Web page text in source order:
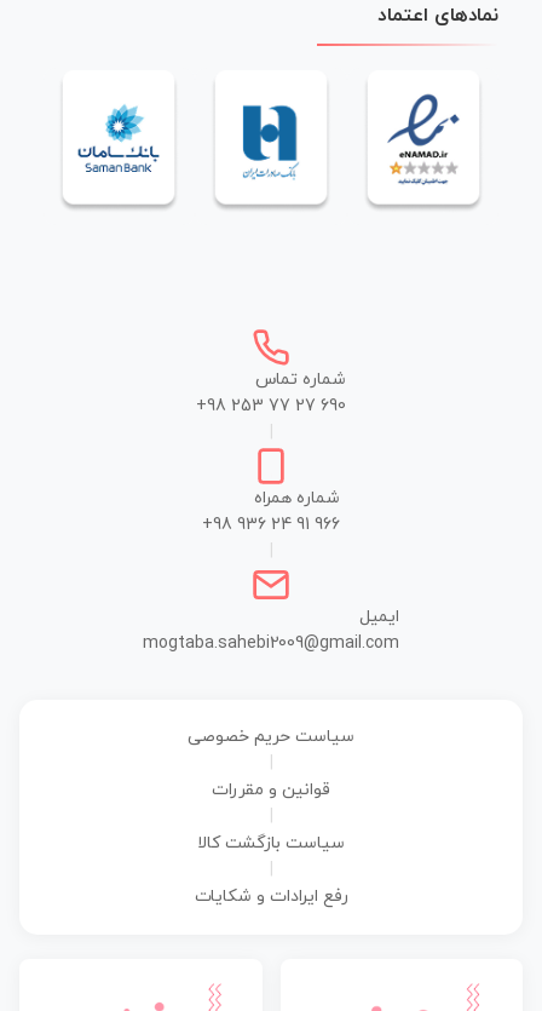
نمادهای اعتماد
شماره تماس
+98 253 77 27 690
شماره همراه
+98 936 24 91 966
ایمیل
mogtaba.sahebi2009@gmail.com
سیاست حریم خصوصی
قوانین و مقررات
سیاست بازگشت کالا
رفع ایرادات و شکایات